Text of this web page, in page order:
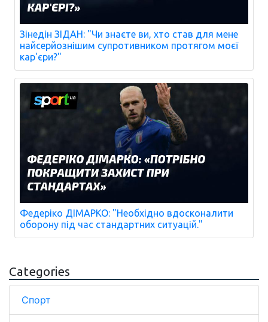
Зінедін ЗІДАН: "Чи знаєте ви, хто став для мене
найсерйознішим супротивником протягом моєї
кар'єри?"
Федеріко ДІМАРКО: "Необхідно вдосконалити
оборону під час стандартних ситуацій."
Categories
Спорт